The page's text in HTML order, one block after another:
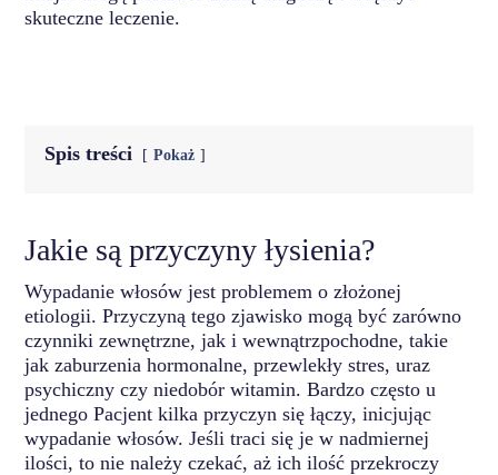
skuteczne leczenie.
Spis treści Pokaż
Jakie są przyczyny łysienia?
Wypadanie włosów jest problemem o złożonej
etiologii. Przyczyną tego zjawisko mogą być zarówno
czynniki zewnętrzne, jak i wewnątrzpochodne, takie
jak zaburzenia hormonalne, przewlekły stres, uraz
psychiczny czy niedobór witamin. Bardzo często u
jednego Pacjent kilka przyczyn się łączy, inicjując
wypadanie włosów. Jeśli traci się je w nadmiernej
ilości, to nie należy czekać, aż ich ilość przekroczy